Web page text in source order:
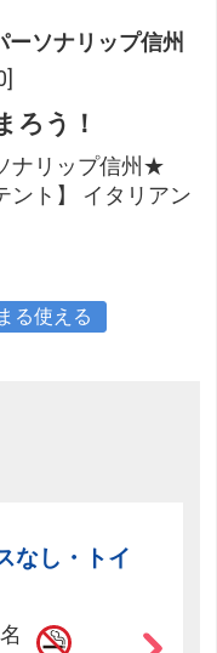
ソナリップ信州
ろう！
ナリップ信州★
ント】 イタリアン
る使える
なし・トイ